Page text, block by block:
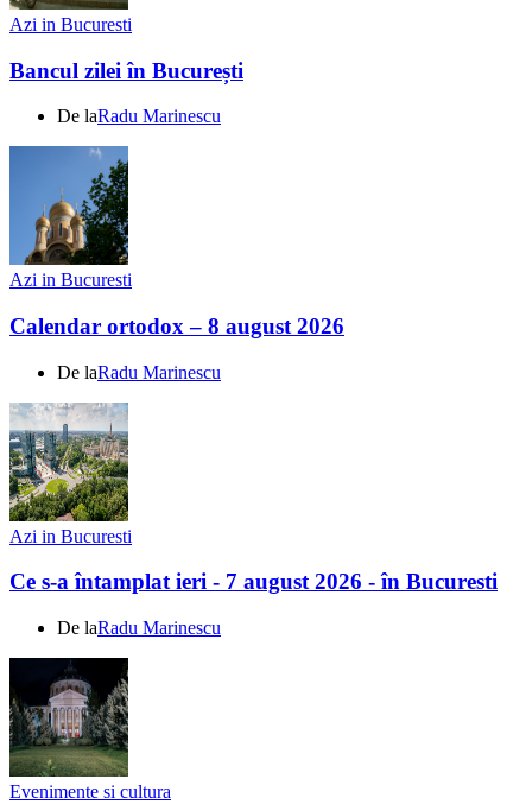
Azi in Bucuresti
Bancul zilei în București
De laRadu Marinescu
Azi in Bucuresti
Calendar ortodox – 8 august 2026
De laRadu Marinescu
Azi in Bucuresti
Ce s-a întamplat ieri - 7 august 2026 - în Bucuresti
De laRadu Marinescu
Evenimente si cultura